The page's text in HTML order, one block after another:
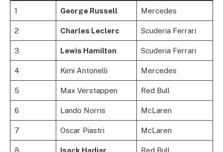
1 George Russell Mercedes
2 Charles Leclerc Scuderia Ferrari
3 Lewis Hamilton Scuderia Ferrari
4 Kimi Antonelli Mercedes
5 Max Verstappen Red Bull
6 Lando Norris McLaren
7 Oscar Piastri McLaren
8 Isack Hadjar Red Bull